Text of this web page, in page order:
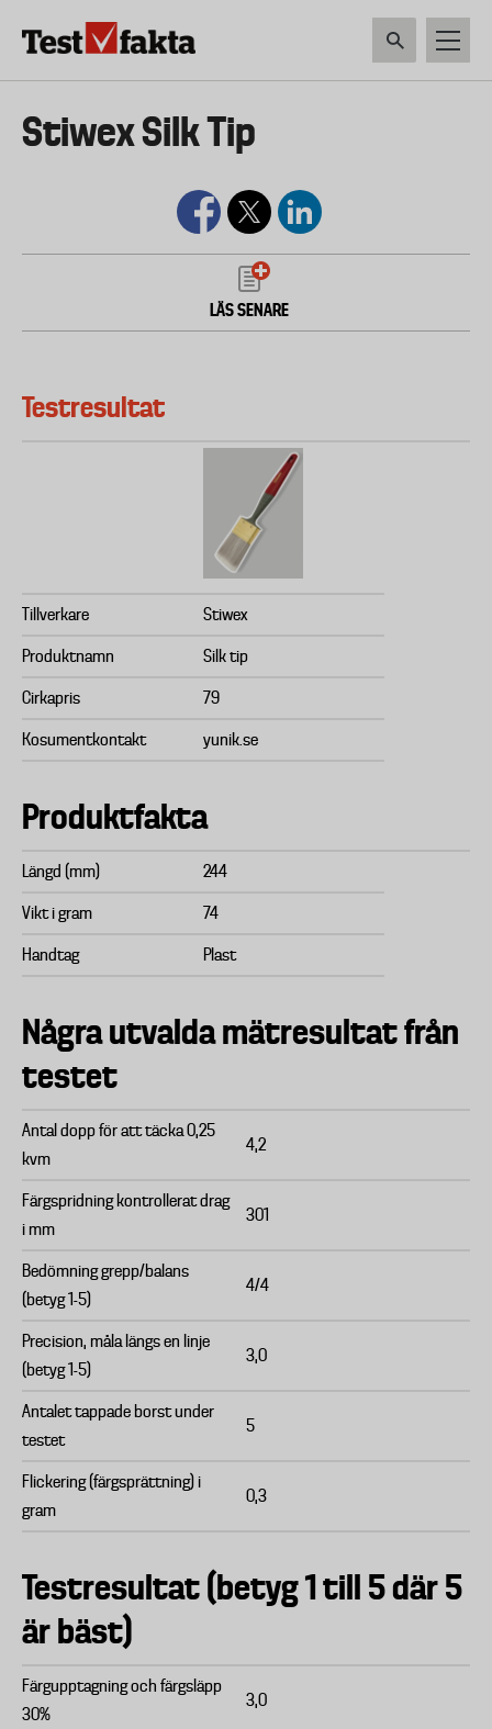
Huvudmeny
ny
Stiwex Silk Tip
LÄS SENARE
Testresultat
Tillverkare Stiwex
Produktnamn Silk tip
Cirkapris 79
Kosumentkontakt yunik.se
Produktfakta
Längd (mm) 244
Vikt i gram 74
Handtag Plast
Några utvalda mätresultat från
testet
Antal dopp för att täcka 0,25
kvm
4,2
Färgspridning kontrollerat drag
i mm
301
Bedömning grepp/balans
(betyg 1-5)
4/4
Precision, måla längs en linje
(betyg 1-5)
3,0
Antalet tappade borst under
testet
5
Flickering (färgsprättning) i
gram
0,3
Testresultat (betyg 1 till 5 där 5
är bäst)
Färgupptagning och färgsläpp
30%
3,0